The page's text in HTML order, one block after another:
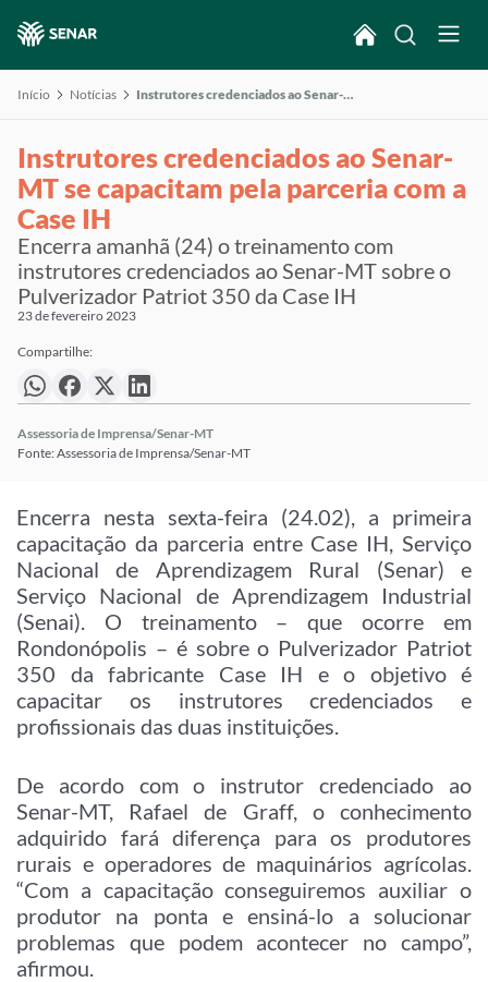
Início Notícias Instrutores credenciados ao Senar-MT se capacitam pela parceria com a Case IH
Instrutores credenciados ao Senar-
MT se capacitam pela parceria com a
Case IH
Encerra amanhã (24) o treinamento com
instrutores credenciados ao Senar-MT sobre o
Pulverizador Patriot 350 da Case IH
23 de fevereiro 2023
Compartilhe:
Assessoria de Imprensa/Senar-MT
Fonte: Assessoria de Imprensa/Senar-MT
Encerra nesta sexta-feira (24.02), a primeira
capacitação da parceria entre Case IH, Serviço
Nacional de Aprendizagem Rural (Senar) e
Serviço Nacional de Aprendizagem Industrial
(Senai). O treinamento – que ocorre em
Rondonópolis – é sobre o Pulverizador Patriot
350 da fabricante Case IH e o objetivo é
capacitar os instrutores credenciados e
profissionais das duas instituições.
De acordo com o instrutor credenciado ao
Senar-MT, Rafael de Graff, o conhecimento
adquirido fará diferença para os produtores
rurais e operadores de maquinários agrícolas.
“Com a capacitação conseguiremos auxiliar o
produtor na ponta e ensiná-lo a solucionar
problemas que podem acontecer no campo”,
afirmou.